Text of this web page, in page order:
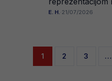
E. H.·21/07/2026
Posts
1 2 3 …